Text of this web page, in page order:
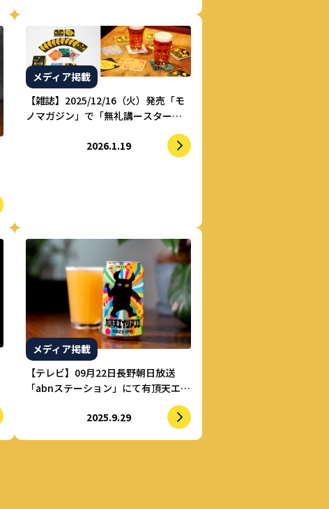
メディア掲載
【雑誌】2025/12/16（火）発売「モ
ノマガジン」で「無礼講ースター」
2026.1.19
メディア掲載
【テレビ】09月22日長野朝日放送
「abnステーション」にて有頂天エイ
2025.9.29